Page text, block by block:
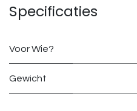
Specificaties
Voor Wie?
Gewicht